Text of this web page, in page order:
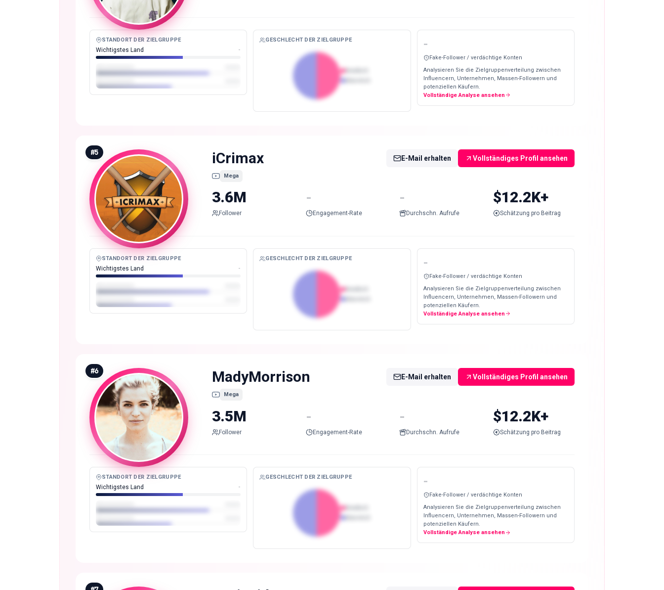
STANDORT DER ZIELGRUPPE
Wichtigstes Land -
GESCHLECHT DER ZIELGRUPPE
Weiblich
-
Fake-Follower / verdächtige Konten
Analysieren Sie die Zielgruppenverteilung zwischen
Influencern, Unternehmen, Massen-Followern und
potenziellen Käufern.
Vollständige Analyse ansehen
#5 iCrimax
Mega
E-Mail erhalten Vollständiges Profil ansehen
3.6M
Follower
-
Engagement-Rate
-
Durchschn. Aufrufe
$12.2K+
Schätzung pro Beitrag
STANDORT DER ZIELGRUPPE
Wichtigstes Land -
GESCHLECHT DER ZIELGRUPPE -
Fake-Follower / verdächtige Konten
Analysieren Sie die Zielgruppenverteilung zwischen
Influencern, Unternehmen, Massen-Followern und
potenziellen Käufern.
Vollständige Analyse ansehen
#6 MadyMorrison
Mega
E-Mail erhalten Vollständiges Profil ansehen
3.5M
Follower
-
Engagement-Rate
-
Durchschn. Aufrufe
$12.2K+
Schätzung pro Beitrag
STANDORT DER ZIELGRUPPE
Wichtigstes Land -
GESCHLECHT DER ZIELGRUPPE -
Fake-Follower / verdächtige Konten
Analysieren Sie die Zielgruppenverteilung zwischen
Influencern, Unternehmen, Massen-Followern und
potenziellen Käufern.
Vollständige Analyse ansehen